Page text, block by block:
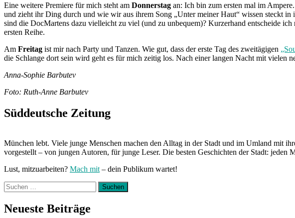
Eine weitere Premiere für mich steht am Donnerstag an: Ich bin zum ersten mal im
und zieht ihr Ding durch und wie wir aus ihrem Song „Unter meiner Haut“ wissen steckt
sind die DocMartens dazu vielleicht zu viel (und zu unbequem)? Kurzerhand entscheide
ersten Reihe.
Am Freitag ist mir nach Party und Tanzen. Wie gut, dass der erste Tag des zweitägigen
die Schlange dort sein wird geht es für mich zeitig los. Nach einer langen Nacht mit vielen
Anna-Sophie Barbutev
Foto: Ruth-Anne Barbutev
Süddeutsche Zeitung
München lebt. Viele junge Menschen machen den Alltag in der Stadt und im Umland mit
vorgestellt – von jungen Autoren, für junge Leser. Die besten Geschichten der Stadt: jeden
Lust, mitzuarbeiten? Mach mit – dein Publikum wartet!
Suchen
nach:
Neueste Beiträge